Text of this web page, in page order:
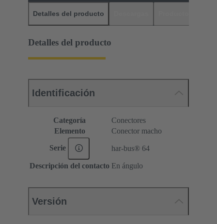
Detalles del producto
Detalles del producto
Identificación
Categoría
Conectores
Elemento
Conector macho
Serie har-bus® 64
Descripción del contacto En ángulo
Versión